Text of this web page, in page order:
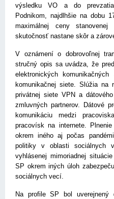
výsledku VO a do
Podnikom, najdlhšie na dobu
maximálnej ceny
skutočnosť nastane skôr a
V oznámení o dobrovoľnej
stručný opis sa uvádza, že
elektronických
komunikačnej siete. Slúžia na
privátnej siete VPN a
zmluvných partnerov. Dátové
komunikáciu medzi
pracovísk na internete.
okrem iného aj počas
politiky v oblasti sociálnych
vyhlásenej mimoriadnej
SP okrem iných úloh
sociálnych vecí.
Na profile SP bol uverejnený